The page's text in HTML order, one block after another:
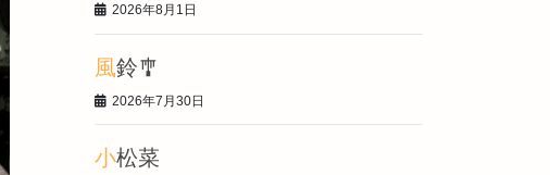
2026年8月1日
風鈴🎐
2026年7月30日
小松菜